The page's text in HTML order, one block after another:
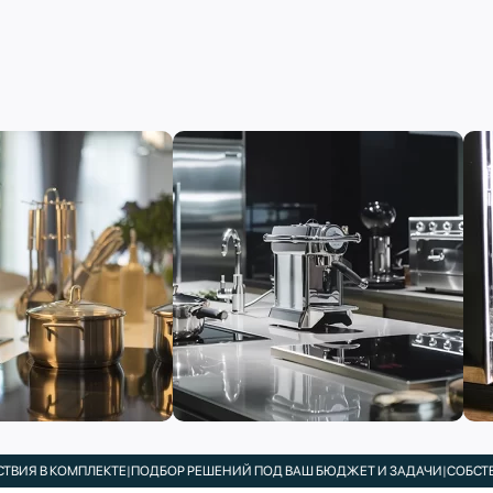
|ПОДБОР РЕШЕНИЙ ПОД ВАШ БЮДЖЕТ И ЗАДАЧИ|СОБСТВЕННЫЙ